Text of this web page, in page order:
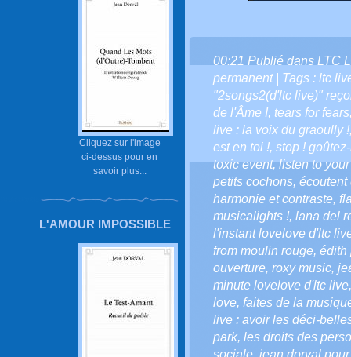
Cliquez sur l'image
ci-dessus pour en
savoir plus...
L'AMOUR IMPOSSIBLE
00:21 Publié dans LTC
permanent| Tags : ltc
"2songs2(d'ltc live)"
de l'Âme !, tears for fears
live : la voix du graoully !
est en toi !, stop !
toxic event,listen to
petits cochons, écoutent
harmonie et contraste,
musicalights !, lana del
l'instant lovelove d'ltc
from moulin rouge, édith
ouverture, roxy music,
minute lovelove d'ltc live
love, faites de la
live : avoir les déci-
park, les droits des
sociale jean dorval